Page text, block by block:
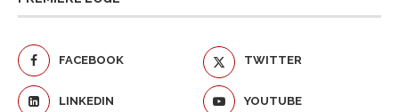
FACEBOOK TWITTER
LINKEDIN YOUTUBE